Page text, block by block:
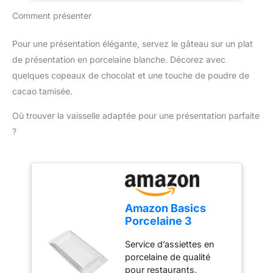
qualité】 Fabriqué en
acier au carbone de
résistance, bonne
être utilisé au four,
du moule est en matériau
antiadhésif, le moule à
gâteau est lisse et
antiadhésif, et les
pendant l'utilisation, ce
qui est facile à nettoyer,
Comment présenter
Pour une présentation élégante, servez le gâteau sur un plat
de présentation en porcelaine blanche. Décorez avec
quelques copeaux de chocolat et une touche de poudre de
cacao tamisée.
Où trouver la vaisselle adaptée pour une présentation parfaite
?
Amazon Basics
Porcelaine 3
plateau apéritif,
dîner, dessert,
Service d’assiettes en
porcelaine de qualité
pour restaurants,